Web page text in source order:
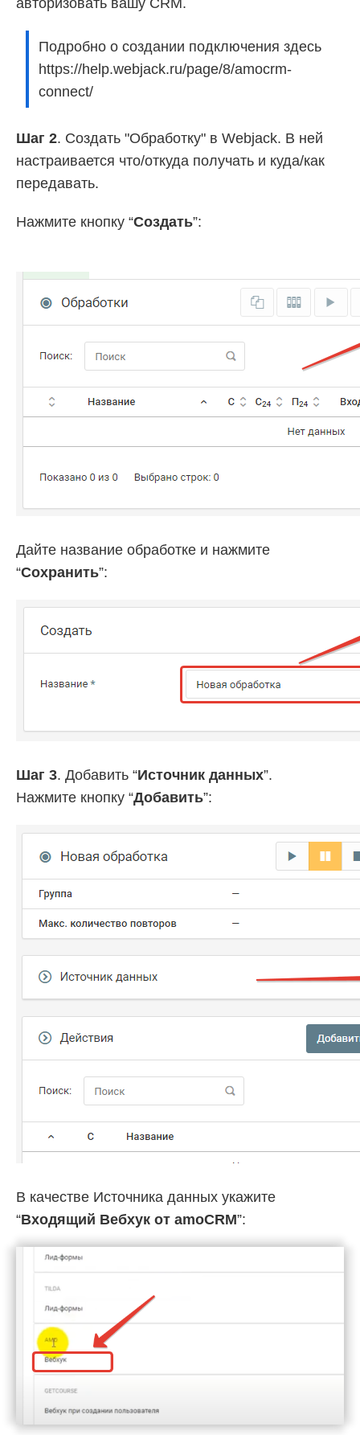
авторизовать вашу CRM.
Подробно о создании подключения здесь
https://help.webjack.ru/page/8/amocrm-
connect/
Шаг 2. Создать "Обработку" в Webjack. В ней
настраивается что/откуда получать и куда/как
передавать.
Нажмите кнопку “Создать”:
Дайте название обработке и нажмите
“Сохранить”:
Шаг 3. Добавить “Источник данных”.
Нажмите кнопку “Добавить”:
В качестве Источника данных укажите
“Входящий Вебхук от amoCRM”: